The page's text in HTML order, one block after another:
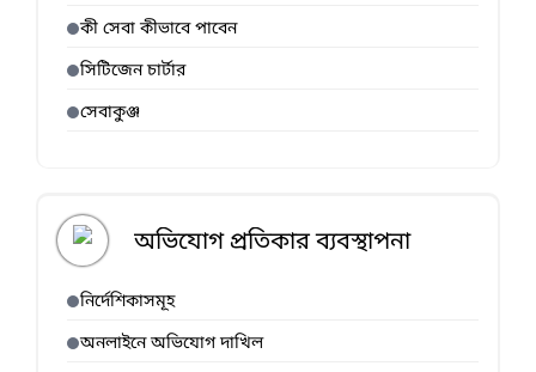
কী সেবা কীভাবে পাবেন
সিটিজেন চার্টার
সেবাকুঞ্জ
অভিযোগ প্রতিকার ব্যবস্থাপনা
নির্দেশিকাসমূহ
অনলাইনে অভিযোগ দাখিল